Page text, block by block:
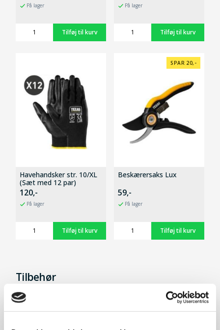
På lager På lager
Havehandsker str. 10/XL
(Sæt med 12 par)
120,-
På lager
SPAR 20,-
Beskærersaks Lux
59,-
På lager
Tilbehør